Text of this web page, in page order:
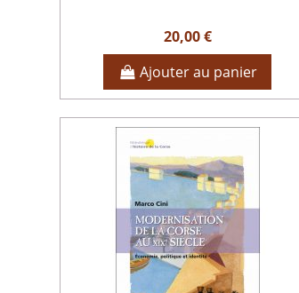
20,00 €
Ajouter au panier